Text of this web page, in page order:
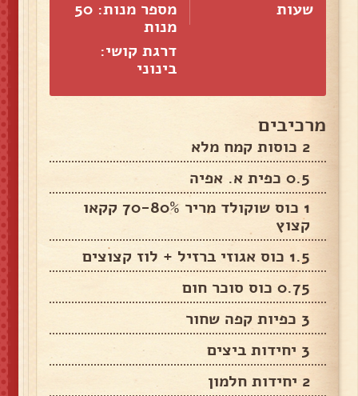
שעות
מספר מנות: 50
מנות
דרגת קושי:
בינוני
מרכיבים
2 כוסות קמח מלא
0.5 כפית א. אפיה
1 כוס שוקולד מריר 70-80% קקאו
קצוץ
1.5 כוס אגוזי ברזיל + לוז קצוצים
0.75 כוס סוכר חום
3 כפיות קפה שחור
3 יחידות ביצים
2 יחידות חלמון